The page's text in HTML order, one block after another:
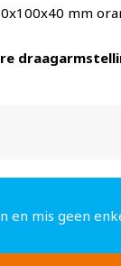
mm
en mis geen